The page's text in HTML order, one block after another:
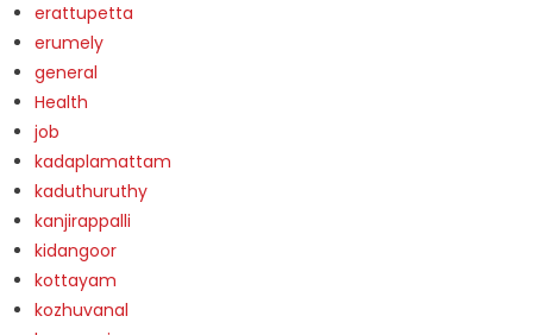
erattupetta
erumely
general
Health
job
kadaplamattam
kaduthuruthy
kanjirappalli
kidangoor
kottayam
kozhuvanal